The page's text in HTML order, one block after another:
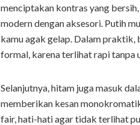
menciptakan kontras yang
modern dengan aksesori. Putih
kamu agak gelap. Dalam praktik,
formal, karena terlihat rapi tanpa
Selanjutnya, hitam juga masuk
memberikan kesan
fair, hati-hati agar tidak terlihat